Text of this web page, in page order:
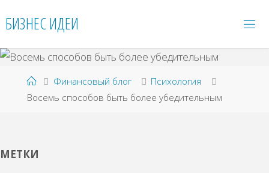
БИЗНЕС ИДЕИ
ГлавнаяФинансовый блог
Психология
Восемь способов быть более убедительным
МЕТКИ